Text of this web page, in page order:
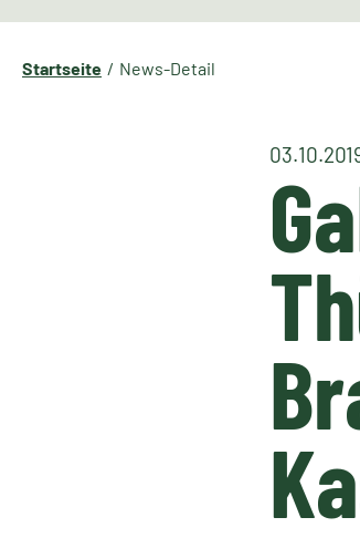
Startseite News-Detail